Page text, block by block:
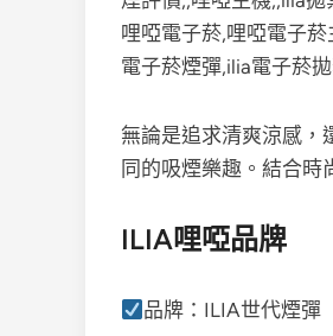
無論是追求清爽涼感，
同的吸煙樂趣。結合時
ILIA哩啞品牌
品牌：ILIA世代煙彈